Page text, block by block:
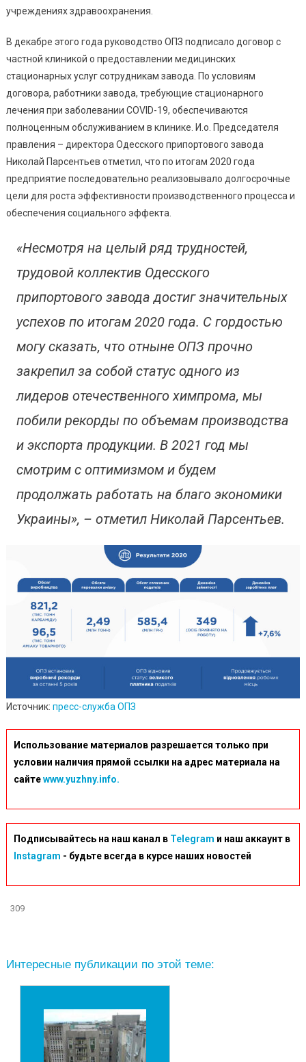
учреждениях здравоохранения.
В декабре этого года руководство ОПЗ подписало договор с
частной клиникой о предоставлении медицинских
стационарных услуг сотрудникам завода. По условиям
договора, работники завода, требующие стационарного
лечения при заболевании COVID-19, обеспечиваются
полноценным обслуживанием в клинике. И.о. Председателя
правления – директора Одесского припортового завода
Николай Парсентьев отметил, что по итогам 2020 года
предприятие последовательно реализовывало долгосрочные
цели для роста эффективности производственного процесса и
обеспечения социального эффекта.
«Несмотря на целый ряд трудностей,
трудовой коллектив Одесского
припортового завода достиг значительных
успехов по итогам 2020 года. С гордостью
могу сказать, что отныне ОПЗ прочно
закрепил за собой статус одного из
лидеров отечественного химпрома, мы
побили рекорды по объемам производства
и экспорта продукции. В 2021 год мы
смотрим с оптимизмом и будем
продолжать работать на благо экономики
Украины», – отметил Николай Парсентьев.
Источник: пресс-служба ОПЗ
Использование материалов разрешается только при
условии наличия прямой ссылки на адрес материала на
сайтеwww.yuzhny.info.
Подписывайтесь на наш канал в Telegram и наш аккаунт в
Instagram - будьте всегда в курсе наших новостей
309
Интересные публикации по этой теме: